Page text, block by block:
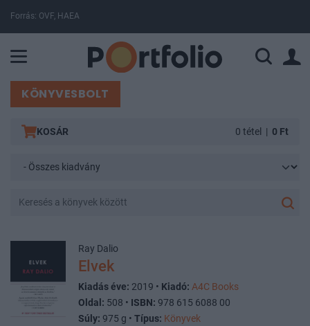
Forrás: OVF, HAEA
KÖNYVESBOLT
KOSÁR 0 tétel | 0 Ft
Ray Dalio
Elvek
Kiadás éve: 2019 • Kiadó: A4C Books
Oldal: 508 • ISBN: 978 615 6088 00
Súly: 975 g • Típus: Könyvek